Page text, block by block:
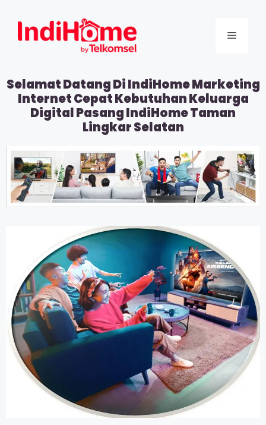
Selamat Datang Di IndiHome Marketing
Internet Cepat Kebutuhan Keluarga
Digital Pasang IndiHome Taman
Lingkar Selatan